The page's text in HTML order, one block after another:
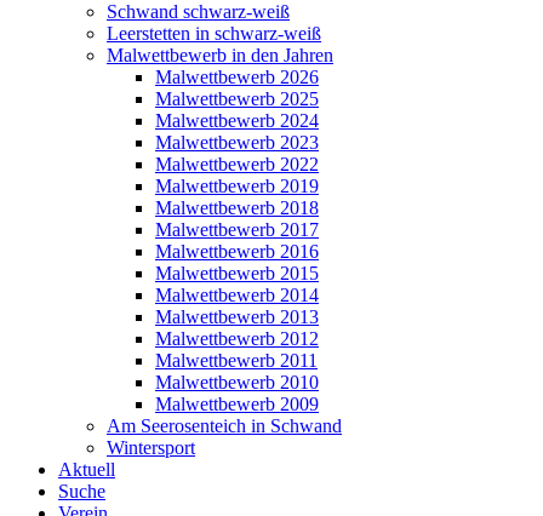
Schwand schwarz-weiß
Leerstetten in schwarz-weiß
Malwettbewerb in den Jahren
Malwettbewerb 2026
Malwettbewerb 2025
Malwettbewerb 2024
Malwettbewerb 2023
Malwettbewerb 2022
Malwettbewerb 2019
Malwettbewerb 2018
Malwettbewerb 2017
Malwettbewerb 2016
Malwettbewerb 2015
Malwettbewerb 2014
Malwettbewerb 2013
Malwettbewerb 2012
Malwettbewerb 2011
Malwettbewerb 2010
Malwettbewerb 2009
Am Seerosenteich in Schwand
Wintersport
Aktuell
Suche